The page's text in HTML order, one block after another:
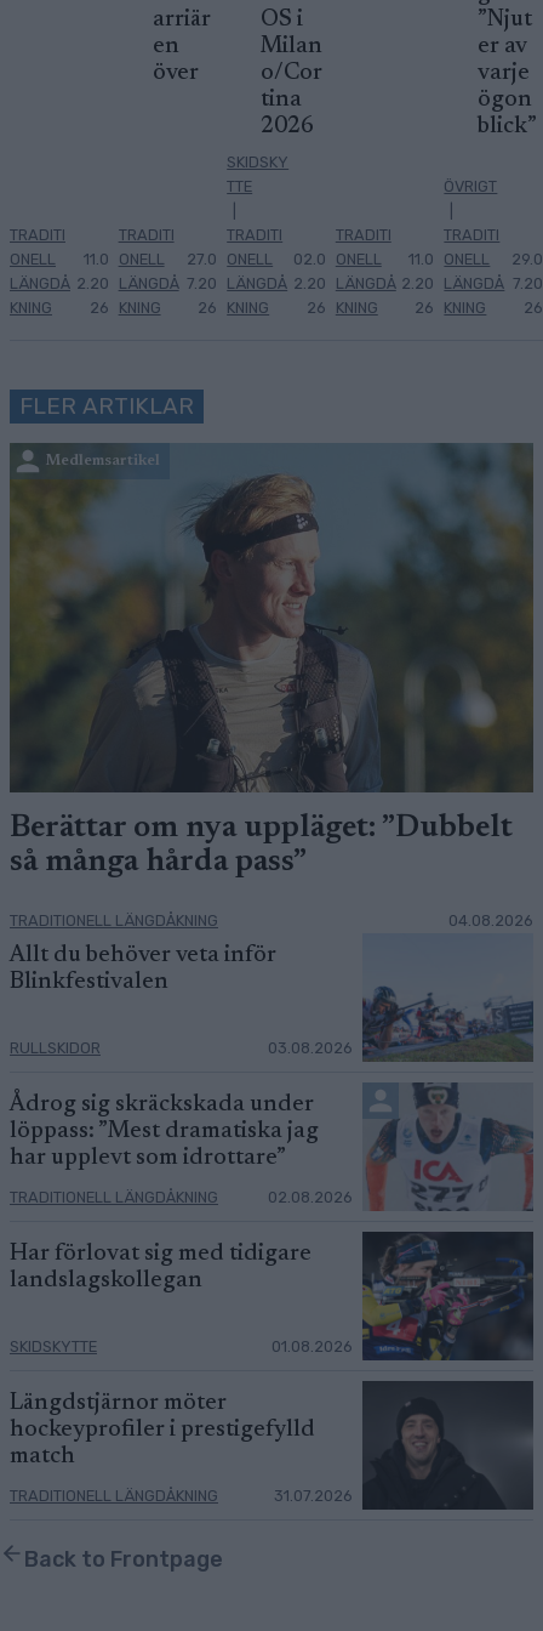
TRADITI
ONELL
LÄNGDÅ
KNING
11.0
2.20
26
arriär
en
över
TRADITI
ONELL
LÄNGDÅ
KNING
27.0
7.20
26
OS i
Milan
o/Cor
tina
2026
SKIDSKY
TTE
TRADITI
ONELL
LÄNGDÅ
KNING
02.0
2.20
26
TRADITI
ONELL
LÄNGDÅ
KNING
11.0
2.20
26
”Njut
er av
varje
ögon
blick”
ÖVRIGT
TRADITI
ONELL
LÄNGDÅ
KNING
29.0
7.20
26
FLER ARTIKLAR
Medlemsartikel
Berättar om nya uppläget: ”Dubbelt
så många hårda pass”
TRADITIONELL LÄNGDÅKNING 04.08.2026
Allt du behöver veta inför
Blinkfestivalen
RULLSKIDOR 03.08.2026
Ådrog sig skräckskada under
löppass: ”Mest dramatiska jag
har upplevt som idrottare”
TRADITIONELL LÄNGDÅKNING 02.08.2026
Har förlovat sig med tidigare
landslagskollegan
SKIDSKYTTE 01.08.2026
Längdstjärnor möter
hockeyprofiler i prestigefylld
match
TRADITIONELL LÄNGDÅKNING 31.07.2026
Back to Frontpage